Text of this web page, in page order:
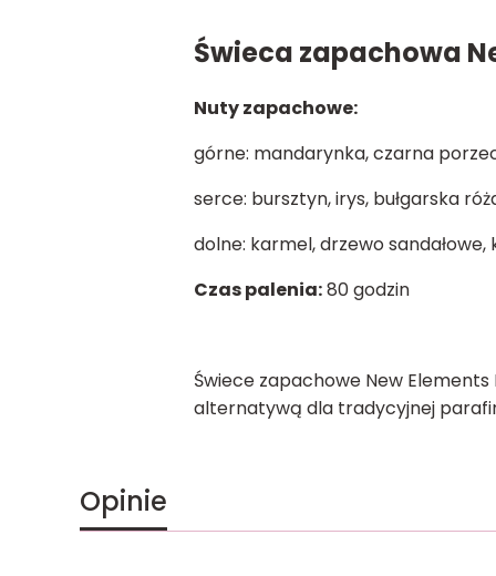
Świeca zapachowa
Nuty zapachowe:
górne: mandarynka, czarna
serce: bursztyn, irys, bułgarska
dolne: karmel, drzewo sandałowe,
Czas palenia:80 godzin
Świece zapachowe New
alternatywą dla tradycyjnej
Opinie